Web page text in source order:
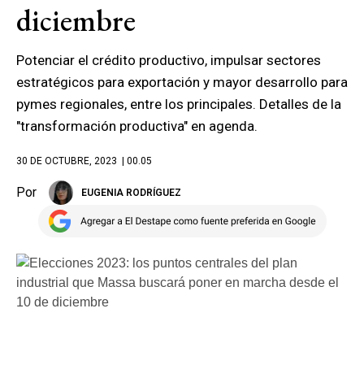
diciembre
Potenciar el crédito productivo, impulsar sectores
estratégicos para exportación y mayor desarrollo para
pymes regionales, entre los principales. Detalles de la
"transformación productiva" en agenda.
30 DE OCTUBRE, 2023 | 00.05
Por EUGENIA RODRÍGUEZ